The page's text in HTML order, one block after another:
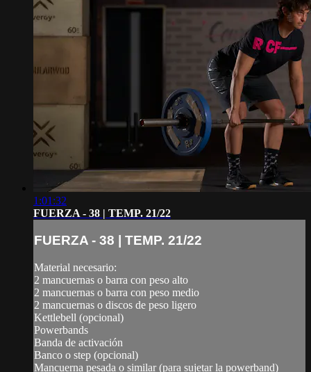
1:01:32
FUERZA - 38 | TEMP. 21/22
FUERZA - 38 | TEMP. 21/22
Material necesario:
2 mancuernas o barra con peso alto
2 mancuernas o barra con peso medio
2 mancuernas o discos de peso ligero
Kettlebell (opcional)
Powerbands
Banda de activación
Banco o step (opcional)
Mancuerna pesada o similar (para sujetar la powerband)